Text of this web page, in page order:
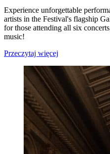
Experience unforgettable
artists in the Festival's flagship
for those attending all six
music!
Przeczytaj więcej